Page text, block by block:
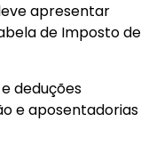
apresentar
de Imposto de
deduções
e aposentadorias